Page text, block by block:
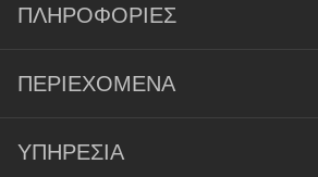
ΠΛΗΡΟΦΟΡΊΕΣ
ΠΕΡΙΕΧΌΜΕΝΑ
ΥΠΗΡΕΣΊΑ